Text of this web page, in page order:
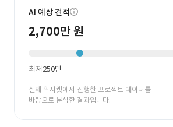
AI 예상 견적
2,700만 원
최저250만
실제 위시켓에서 진행한 프로젝트 데이터를
바탕으로 분석한 결과입니다.